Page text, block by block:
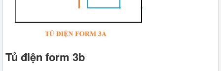
Tủ điện form 3b